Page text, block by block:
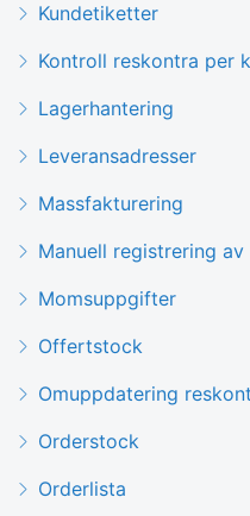
Kundetiketter
Kontroll reskontra per
Lagerhantering
Leveransadresser
Massfakturering
Manuell registrering
Momsuppgifter
Offertstock
Omuppdatering
Orderstock
Orderlista